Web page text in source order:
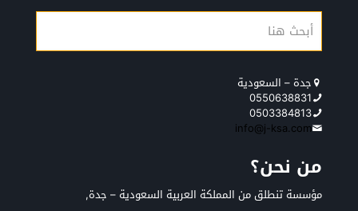
جدة – السعودية
0550638831
0503384813
info@j-ksa.com
من نحن؟
مؤسسة تنطلق من المملكة العربية السعودية – جدة,